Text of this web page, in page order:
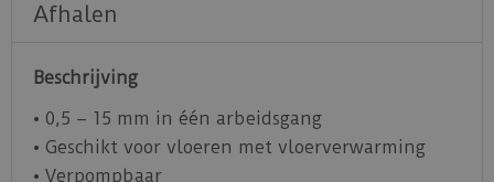
Afhalen
Beschrijving
• 0,5 – 15 mm in één arbeidsgang
• Geschikt voor vloeren met vloerverwarming
• Verpompbaar